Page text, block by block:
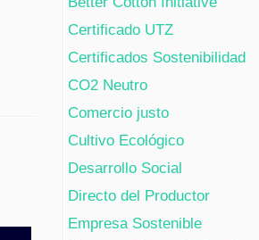
Certificado UTZ
Certificados Sostenibilidad
CO2 Neutro
Comercio justo
Cultivo Ecológico
Desarrollo Social
Directo del Productor
Empresa Sostenible